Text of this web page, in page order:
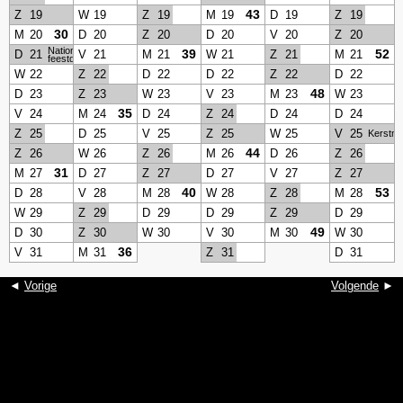
Z
19 W 19 Z 19 M 19 43 D 19 Z
19
M 20 30 D 20 Z 20 D 20 V 20 Z
20
D 21 Nationale
feestdag
V 21 M 21 39 W 21 Z 21 M 21 52
W 22 Z 22 D 22 D 22 Z 22 D 22
D 23 Z 23 W 23 V 23 M 23 48 W 23
V 24 M 24 35 D 24 Z 24 D 24 D 24
Z
25 D 25 V 25 Z 25 W 25 V 25
Z 26 W 26 Z 26 M 26 44 D 26 Z
26
M 27 31 D 27 Z 27 D 27 V 27 Z
27
D 28 V 28 M 28 40 W 28 Z 28 M 28 53
W 29 Z 29 D 29 D 29 Z 29 D 29
D 30 Z 30 W 30 V 30 M 30 49 W 30
V 31 M 31 36 Z 31 D 31
◄ Vorige Volgende ►